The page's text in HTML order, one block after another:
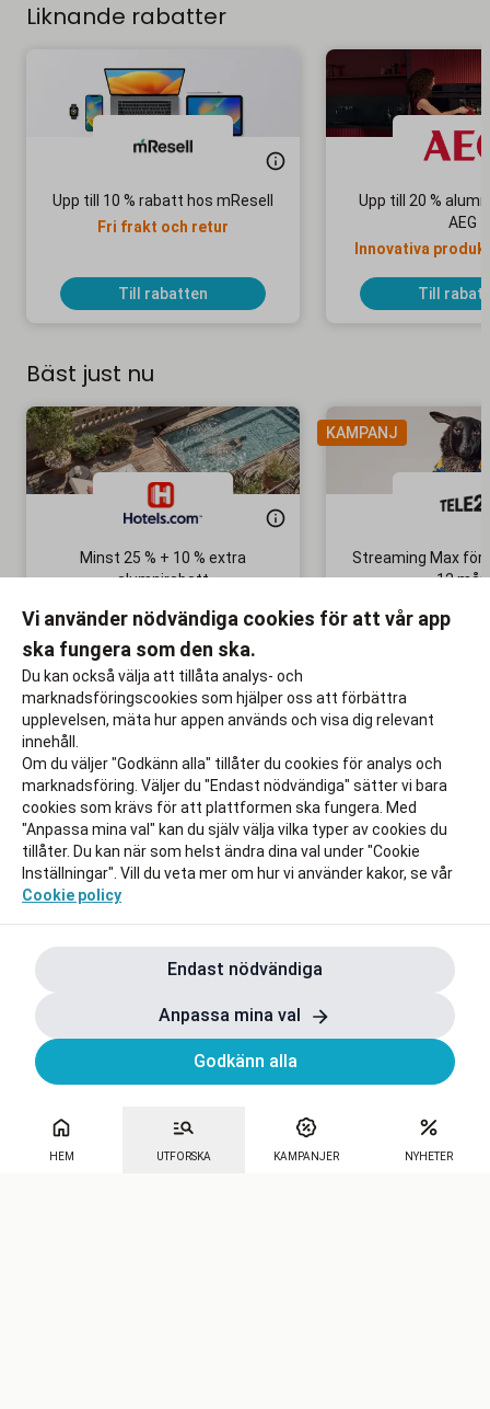
HEM UTFORSKA KAMPANJER NYHETER
Liknande rabatter
Upp till 10 % rabatt hos mResell
Fri frakt och retur
Till rabatten
Upp till 20 %
AEG
Innovativa
Till
Bäst just nu
Minst 25 % + 10 % extra
alumnirabatt
Till rabatten
KAMPANJ
Streaming Max för
12 mån
Ingen
Vi använder nödvändiga cookies för att vår app
ska fungera som den ska.
Du kan också välja att tillåta analys- och
marknadsföringscookies som hjälper oss att förbättra
upplevelsen, mäta hur appen används och visa dig relevant
innehåll.
Om du väljer "Godkänn alla" tillåter du cookies för analys och
marknadsföring. Väljer du "Endast nödvändiga" sätter vi bara
cookies som krävs för att plattformen ska fungera. Med
"Anpassa mina val" kan du själv välja vilka typer av cookies du
tillåter. Du kan när som helst ändra dina val under "Cookie
Inställningar". Vill du veta mer om hur vi använder kakor, se vår
Cookie policy
Endast nödvändiga
Anpassa mina val
Godkänn alla